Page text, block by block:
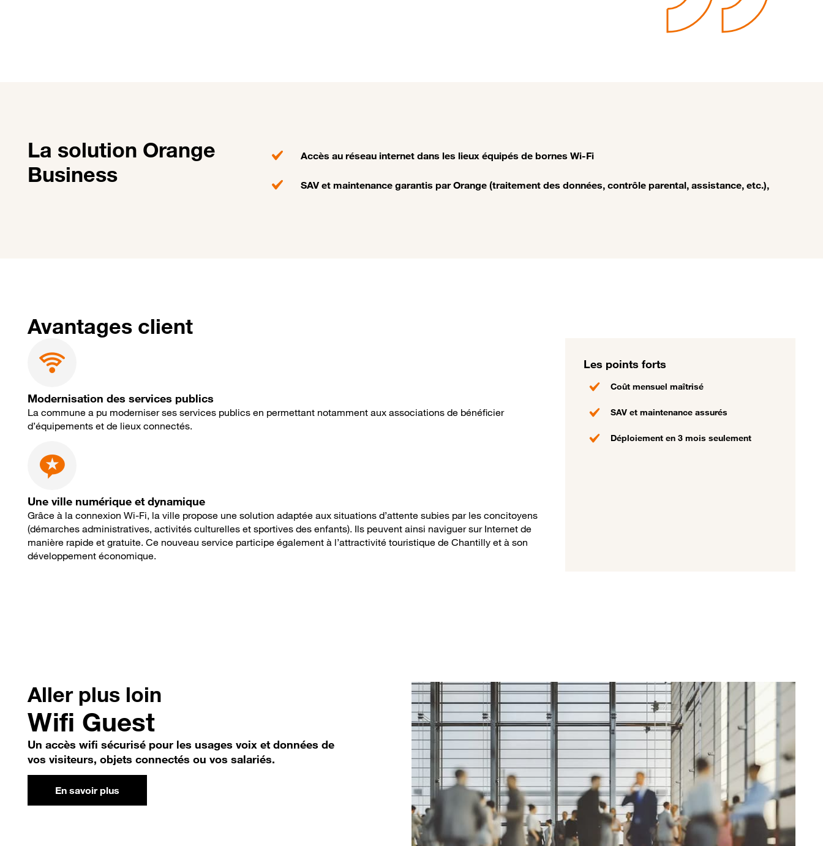
La solution Orange
Business
Accès au réseau internet dans les lieux équipés de bornes Wi-Fi
SAV et maintenance garantis par Orange (traitement des données, contrôle parental, assistance, etc.),
Avantages client
Modernisation des services publics
La commune a pu moderniser ses services publics en permettant notamment aux associations de bénéficier
d’équipements et de lieux connectés.
Une ville numérique et dynamique
Grâce à la connexion Wi-Fi, la ville propose une solution adaptée aux situations d’attente subies par les concitoyens
(démarches administratives, activités culturelles et sportives des enfants). Ils peuvent ainsi naviguer sur Internet de
manière rapide et gratuite. Ce nouveau service participe également à l’attractivité touristique de Chantilly et à son
développement économique.
Les points forts
Coût mensuel maîtrisé
SAV et maintenance assurés
Déploiement en 3 mois seulement
Aller plus loin
Wifi Guest
Un accès wifi sécurisé pour les usages voix et données de
vos visiteurs, objets connectés ou vos salariés.
En savoir plus